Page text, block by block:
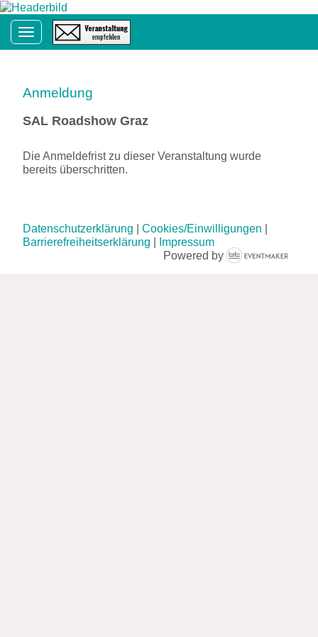
Toggle navigation
Anmeldung
SAL Roadshow Graz
Die Anmeldefrist zu dieser Veranstaltung wurde
bereits überschritten.
Datenschutzerklärung Cookies/Einwilligungen
Barrierefreiheitserklärung
Impressum
Powered by